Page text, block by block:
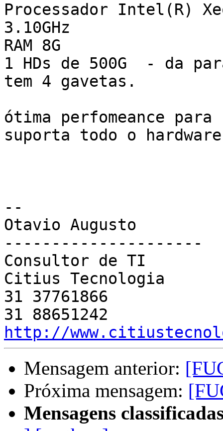
Processador Intel(R)
3.10GHz
RAM 8G
1 HDs de 500G  - da
tem 4 gavetas.
ótima perfomeance
suporta todo o hardware
--
Otavio Augusto
---------------------
Consultor de TI
Citius Tecnologia
31 37761866
http://
Mensagem anterior:
Próxima mensagem:
Mensagens